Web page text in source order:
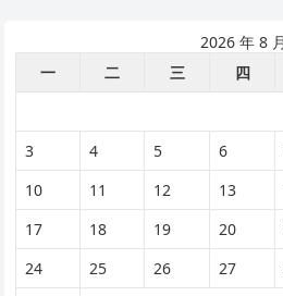
2026 年 8 月
一
二 三 四
3
4 5 6
10
11 12 13
17
18 19 20
24
25 26 27